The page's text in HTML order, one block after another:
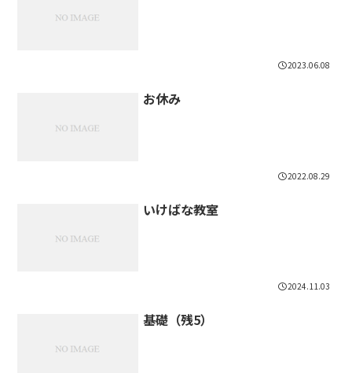
2023.06.08
お休み
2022.08.29
いけばな教室
2024.11.03
基礎（残5）